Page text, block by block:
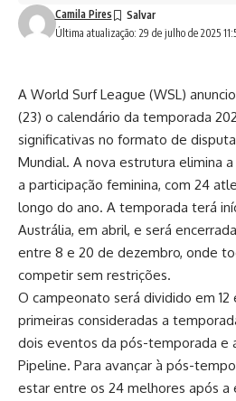
Última atualização: 29 de julho de 2025
Camila Pires
A World Surf League (WSL)
(23) o calendário da temporada
significativas no formato de
Mundial. A nova estrutura elimina
a participação feminina, com 24
longo do ano. A temporada terá
Austrália, em abril, e será
entre 8 e 20 de dezembro, onde
competir sem restrições.
O campeonato será dividido em 12
primeiras consideradas a
dois eventos da pós-temporada e
Pipeline. Para avançar à pós-
estar entre os 24 melhores após